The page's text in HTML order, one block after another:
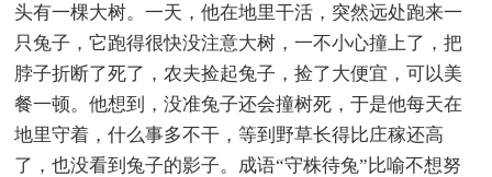
头有一棵大树。一天，他在地里干活，突然远处跑来一
只兔子，它跑得很快没注意大树，一不小心撞上了，把
脖子折断了死了，农夫捡起兔子，捡了大便宜，可以美
餐一顿。他想到，没准兔子还会撞树死，于是他每天在
地里守着，什么事多不干，等到野草长得比庄稼还高
了，也没看到兔子的影子。成语“守株待兔”比喻不想努